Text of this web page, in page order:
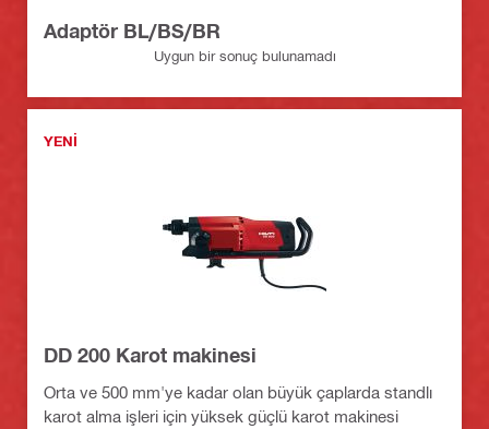
Adaptör BL/BS/BR
Uygun bir sonuç bulunamadı
YENI
DD 200 Karot makinesi
Orta ve 500 mm'ye kadar olan büyük çaplarda standlı
karot alma işleri için yüksek güçlü karot makinesi